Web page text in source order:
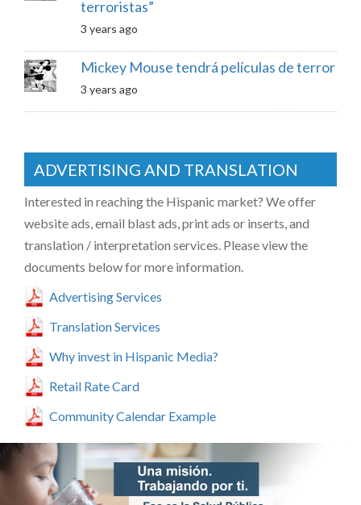
terroristas”
3 years ago
Mickey Mouse tendrá películas de terror
3 years ago
ADVERTISING AND TRANSLATION
Interested in reaching the Hispanic market? We offer
website ads, email blast ads, print ads or inserts, and
translation / interpretation services. Please view the
documents below for more information.
Advertising Services
Translation Services
Why invest in Hispanic Media?
Retail Rate Card
Community Calendar Example